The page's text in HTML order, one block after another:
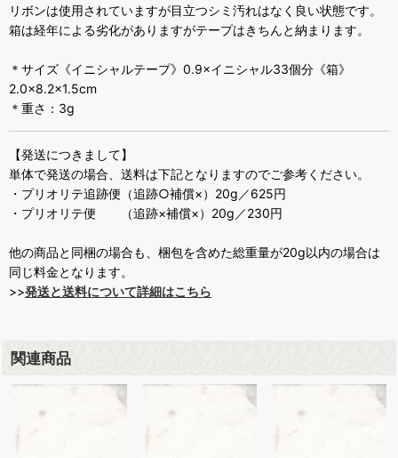
リボンは使用されていますが目立つシミ汚れはなく良い状態です。
箱は経年による劣化がありますがテープはきちんと納まります。
＊サイズ《イニシャルテープ》0.9×イニシャル33個分《箱》
2.0×8.2×1.5cm
＊重さ：3g
【発送につきまして】
単体で発送の場合、送料は下記となりますのでご参考ください。
・プリオリテ追跡便（追跡○補償×）20g／625円
・プリオリテ便 （追跡×補償×）20g／230円
他の商品と同梱の場合も、梱包を含めた総重量が20g以内の場合は
同じ料金となります。
>>発送と送料について詳細はこちら
関連商品